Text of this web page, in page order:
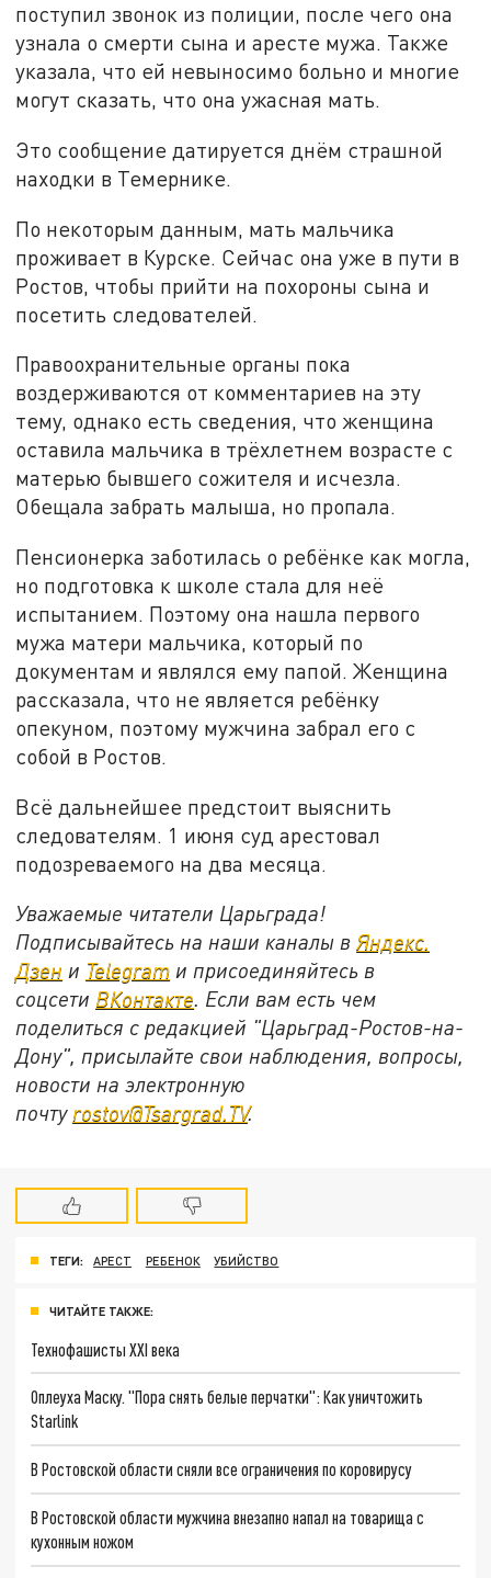
поступил звонок из полиции, после чего она
узнала о смерти сына и аресте мужа. Также
указала, что ей невыносимо больно и многие
могут сказать, что она ужасная мать.
Это сообщение датируется днём страшной
находки в Темернике.
По некоторым данным, мать мальчика
проживает в Курске. Сейчас она уже в пути в
Ростов, чтобы прийти на похороны сына и
посетить следователей.
Правоохранительные органы пока
воздерживаются от комментариев на эту
тему, однако есть сведения, что женщина
оставила мальчика в трёхлетнем возрасте с
матерью бывшего сожителя и исчезла.
Обещала забрать малыша, но пропала.
Пенсионерка заботилась о ребёнке как могла,
но подготовка к школе стала для неё
испытанием. Поэтому она нашла первого
мужа матери мальчика, который по
документам и являлся ему папой. Женщина
рассказала, что не является ребёнку
опекуном, поэтому мужчина забрал его с
собой в Ростов.
Всё дальнейшее предстоит выяснить
следователям. 1 июня суд арестовал
подозреваемого на два месяца.
Уважаемые читатели Царьграда!
Подписывайтесь на наши каналы вЯндекс.
Дзен и Telegram и присоединяйтесь в
соцсети ВКонтакте. Если вам есть чем
поделиться с редакцией "Царьград-Ростов-на-
Дону", присылайте свои наблюдения, вопросы,
новости на электронную
почту rostov@Tsargrad.ТV.
ТЕГИ: АРЕСТ РЕБЕНОК УБИЙСТВО
ЧИТАЙТЕ ТАКЖЕ:
Технофашисты XXI века
Оплеуха Маску. "Пора снять белые перчатки": Как уничтожить
Starlink
В Ростовской области сняли все ограничения по коровирусу
В Ростовской области мужчина внезапно напал на товарища с
кухонным ножом